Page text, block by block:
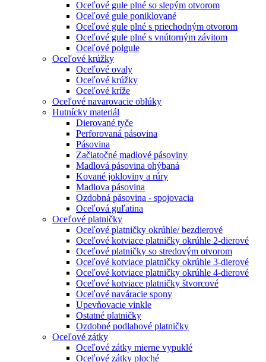
Oceľové gule plné so slepým otvorom
Oceľové gule poniklované
Oceľové gule plné s priechodným otvorom
Oceľové gule plné s vnútorným závitom
Oceľové polgule
Oceľové krúžky
Oceľové ovaly
Oceľové krúžky
Oceľové kríže
Oceľové navarovacie oblúky
Hutnícky materiál
Dierované tyče
Perforovaná pásovina
Pásovina
Začiatočné madlové pásoviny
Madlová pásovina ohýbaná
Kované jokloviny a rúry
Madlova pásovina
Ozdobná pásovina - spojovacia
Oceľová guľatina
Oceľové platničky
Oceľové platničky okrúhle/ bezdierové
Oceľové kotviace platničky okrúhle 2-dierové
Oceľové platničky so stredovým otvorom
Oceľové kotviace platničky okrúhle 3-dierové
Oceľové kotviace platničky okrúhle 4-dierové
Oceľové kotviace platničky štvorcové
Oceľové naváracie spony
Upevňovacie vinkle
Ostatné platničky
Ozdobné podlahové platničky
Oceľové zátky
Oceľové zátky mierne vypuklé
Oceľové zátky ploché